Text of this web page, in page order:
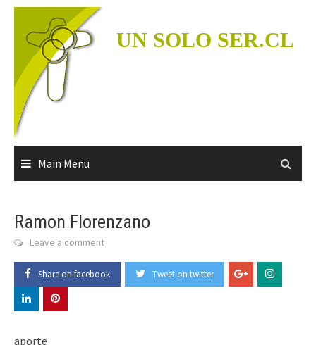
Skip
content
UN SOLO SER.CL
Main Menu
Ramon Florenzano
Leave a comment
Share on facebook Tweet on twitter
aporte